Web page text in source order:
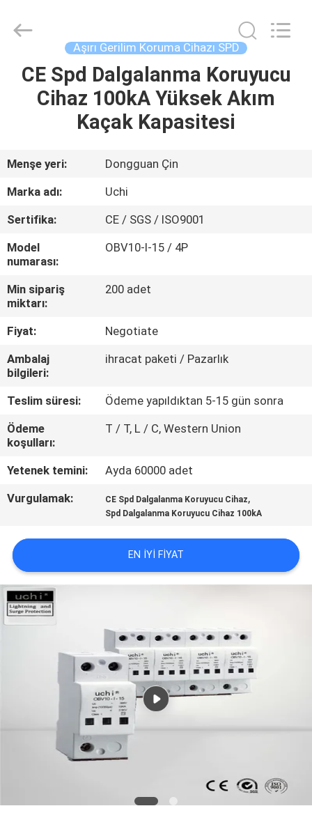
EV
SG
GÖSTERISI
HAKKIMIZDA
FABRIKA
TURU
KALITE
KONTROL
BIZE
HABERLER
BIR
TEKLIF
ISTEĞI
HARITASI
PRIVACY
Electronics
Co.,Ltd.
Aşırı Gerilim Koruma Cihazı SPD
CE Spd Dalgalanma Koruyucu
Cihaz 100kA Yüksek Akım
Kaçak Kapasitesi
Menşe yeri:
Dongguan Çin
Marka adı:
Uchi
Sertifika:
CE / SGS / ISO9001
Model
numarası:
OBV10-I-15 / 4P
Min sipariş
miktarı:
200 adet
Fiyat:
Negotiate
Ambalaj
bilgileri:
ihracat paketi / Pazarlık
Teslim süresi:
Ödeme yapıldıktan 5-15 gün sonra
Ödeme
koşulları:
T / T, L / C, Western Union
Yetenek temini:
Ayda 60000 adet
Vurgulamak:
CE Spd Dalgalanma Koruyucu Cihaz,
Spd Dalgalanma Koruyucu Cihaz 100kA
EN IYI FIYAT